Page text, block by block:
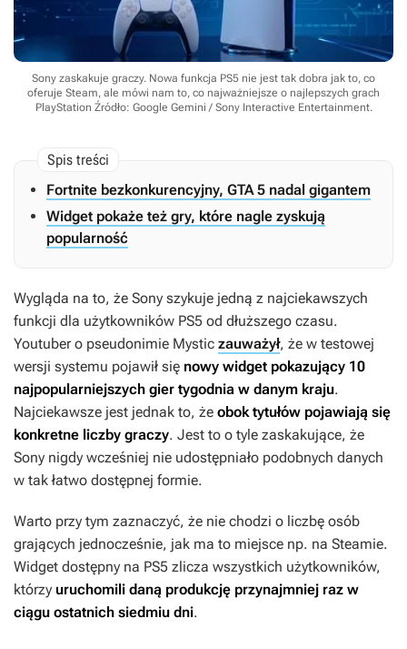
Sony zaskakuje graczy. Nowa funkcja PS5 nie jest tak dobra jak to, co
oferuje Steam, ale mówi nam to, co najważniejsze o najlepszych grach
PlayStation Źródło: Google Gemini / Sony Interactive Entertainment.
Fortnite bezkonkurencyjny, GTA 5 nadal gigantem
Widget pokaże też gry, które nagle zyskują
popularność
Wygląda na to, że Sony szykuje jedną z najciekawszych
funkcji dla użytkowników PS5 od dłuższego czasu.
Youtuber o pseudonimie Mystic zauważył, że w testowej
wersji systemu pojawił się nowy widget pokazujący 10
najpopularniejszych gier tygodnia w danym kraju.
Najciekawsze jest jednak to, że obok tytułów pojawiają się
konkretne liczby graczy. Jest to o tyle zaskakujące, że
Sony nigdy wcześniej nie udostępniało podobnych danych
w tak łatwo dostępnej formie.
Warto przy tym zaznaczyć, że nie chodzi o liczbę osób
grających jednocześnie, jak ma to miejsce np. na Steamie.
Widget dostępny na PS5 zlicza wszystkich użytkowników,
którzy uruchomili daną produkcję przynajmniej raz w
ciągu ostatnich siedmiu dni.